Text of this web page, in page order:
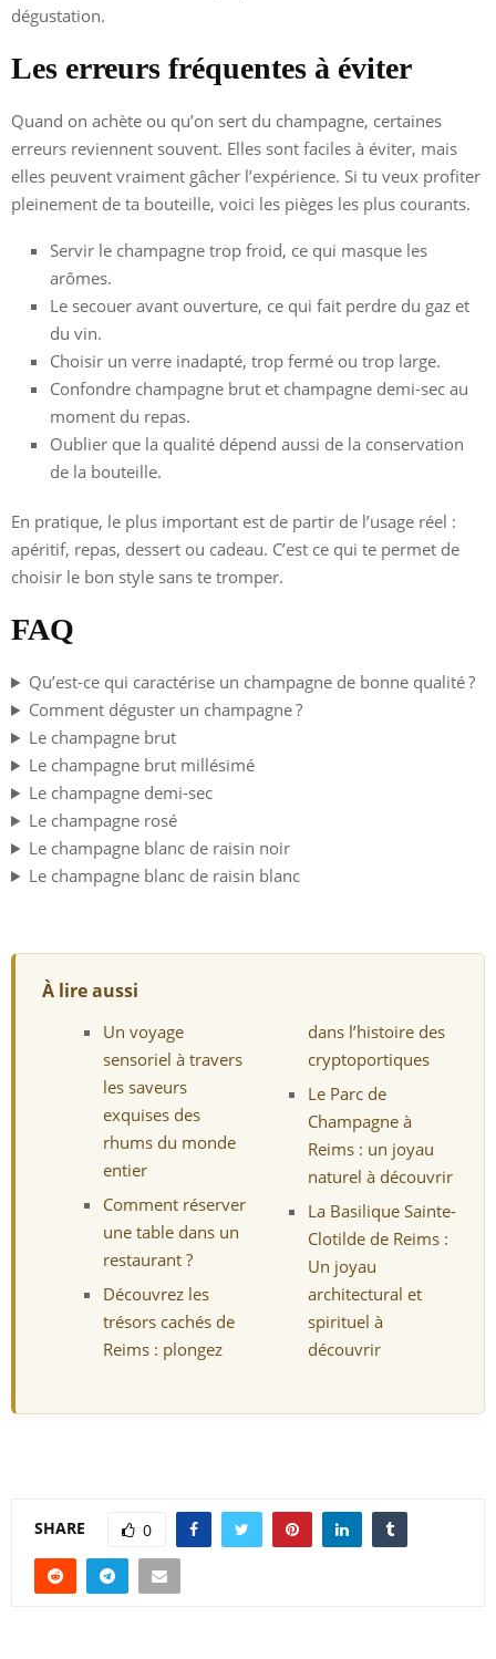
dégustation.
Les erreurs fréquentes à éviter
Quand on achète ou qu’on sert du champagne, certaines
erreurs reviennent souvent. Elles sont faciles à éviter, mais
elles peuvent vraiment gâcher l’expérience. Si tu veux profiter
pleinement de ta bouteille, voici les pièges les plus courants.
Servir le champagne trop froid, ce qui masque les
arômes.
Le secouer avant ouverture, ce qui fait perdre du gaz et
du vin.
Choisir un verre inadapté, trop fermé ou trop large.
Confondre champagne brut et champagne demi-sec au
moment du repas.
Oublier que la qualité dépend aussi de la conservation
de la bouteille.
En pratique, le plus important est de partir de l’usage réel :
apéritif, repas, dessert ou cadeau. C’est ce qui te permet de
choisir le bon style sans te tromper.
FAQ
Qu’est-ce qui caractérise un champagne de bonne qualité ?
Comment déguster un champagne ?
Le champagne brut
Le champagne brut millésimé
Le champagne demi-sec
Le champagne rosé
Le champagne blanc de raisin noir
Le champagne blanc de raisin blanc
À lire aussi
Un voyage
sensoriel à travers
les saveurs
exquises des
rhums du monde
entier
Comment réserver
une table dans un
restaurant ?
Découvrez les
trésors cachés de
Reims : plongez
dans l’histoire des
cryptoportiques
Le Parc de
Champagne à
Reims : un joyau
naturel à découvrir
La Basilique Sainte-
Clotilde de Reims :
Un joyau
architectural et
spirituel à
découvrir
SHARE 0